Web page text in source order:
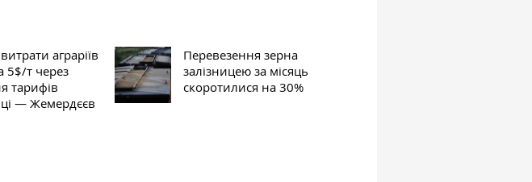
аграріїв
5$/т через
тарифів
— Жемердєєв
Перевезення зерна
залізницею за місяць
скоротилися на 30%